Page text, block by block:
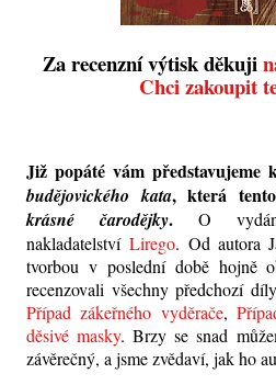
Za recenzní výtisk děkuji
Chci zakoupit
Již popáté vám představujeme
budějovického kata, která
krásné čarodějky.O vydání
nakladatelstvíLirego. Od autora
tvorbou v poslední době hojně
recenzovali všechny předchozí
Případ zákeřného vyděrače,
děsivé masky. Brzy se snad
závěrečný, a jsme zvědaví, jak ho